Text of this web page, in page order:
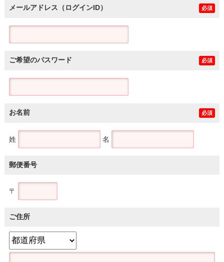
メールアドレス（ログインID） 必須
ご希望のパスワード 必須
お名前 必須
姓 名
郵便番号
〒
ご住所